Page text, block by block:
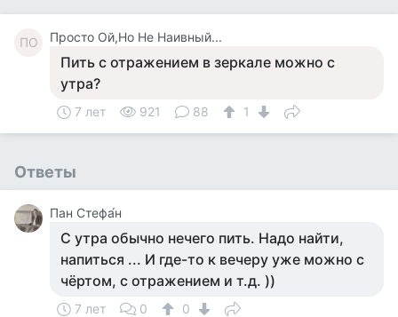
ПО Просто Ой,Но Не Наивный...
Пить с отражением в зеркале можно с
утра?
7 лет 921 88 1
Ответы
Пан Стефа́н
С утра обычно нечего пить. Надо найти,
напиться ... И где-то к вечеру уже можно с
чёртом, с отражением и т.д. ))
7 лет 0 0